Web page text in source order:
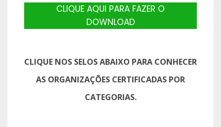
CLIQUE AQUI PARA FAZER O
DOWNLOAD
CLIQUE NOS SELOS ABAIXO PARA CONHECER
AS ORGANIZAÇÕES CERTIFICADAS POR
CATEGORIAS.